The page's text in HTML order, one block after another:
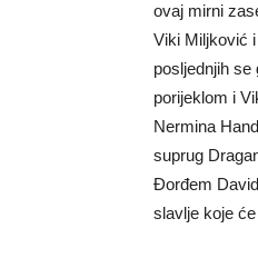
ovaj mirni
Viki Miljković
posljednjih se
porijeklom i
Nermina
suprug
Đorđem
slavlje koje